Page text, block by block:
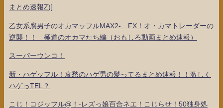
まとめ速報Z)]
乙女系腐男子のオカマッフルMAX2- FX！オ・カマトレーダーの
逆襲！！ 極道のオカマたち編（おもしろ動画まとめ速報）
スーパーウンコ！
新・ハゲッフル！哀愁のハゲ男の髪ってるまとめ速報！！激しく
ハゲっTEL？
こじ！コジッフル@！-レズっ娘百合ネエ！こじらせ！50独身処